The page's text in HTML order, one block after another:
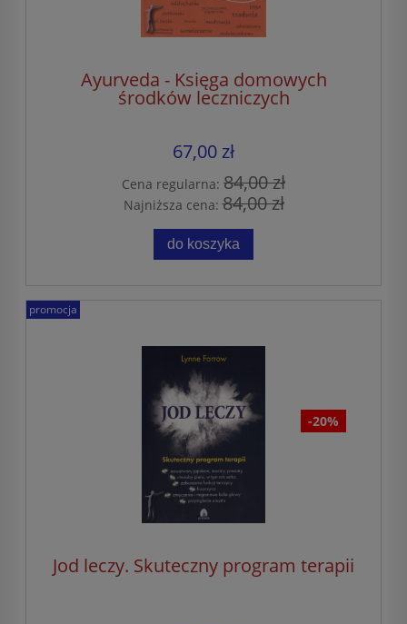
Ayurveda - Księga domowych
środków leczniczych
67,00 zł
Cena regularna: 84,00 zł
Najniższa cena:84,00 zł
do koszyka
-20%
Jod leczy. Skuteczny program terapii
promocja